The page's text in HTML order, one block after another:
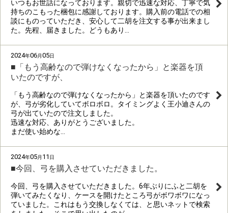
いつもお世話になっております。親切で迅速な対応、丁寧で気
持ちのこもった梱包に感謝しております。購入前の電話での相
談にものっていただき、安心して二胡を注文する事が出来まし
た。先程、届きました。どうもあり…
2024年06月05日
■「もう高齢なので弾けなくなったから」と楽器を頂
いたのですが、
「もう高齢なので弾けなくなったから」と楽器を頂いたのです
が、弓が劣化していてボロボロ。タイミングよく王小迪さんの
弓が出ていたので注文しました。
迅速な対応、ありがとうございました。
まだ使い始めな…
2024年05月 11 日
■今回、弓を購入させていただきました。
今回、弓を購入させていただきました。6年ぶりにふと二胡を
弾いてみたくなり、ケースを開けたところ弓がボワボワになっ
ていました。これはもう交換しなくては、と思いネットで検索